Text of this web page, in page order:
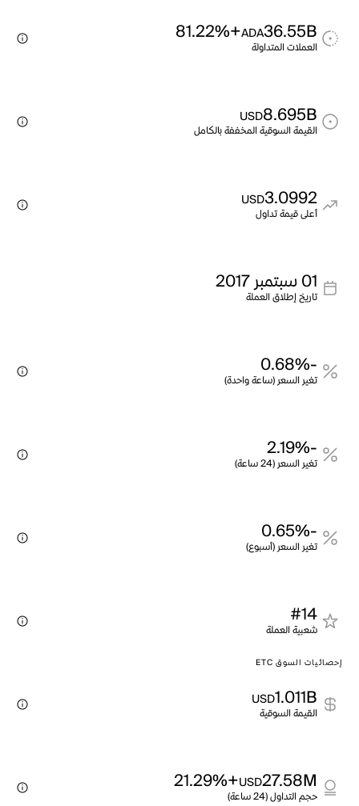
36.55B
ADA
+81.22%
العملات المتداولة
8.695B
USD
القيمة السوقية المخففة بالكامل
3.0992
USD
أعلى قيمة تداول
01 سبتمبر 2017
تاريخ إطلاق العملة
-0.68%
تغير السعر (ساعة واحدة)
-2.19%
تغير السعر (24 ساعة)
-0.65%
تغير السعر (أسبوع)
#14
شعبية العملة
إحصائيات السوق ETC
1.011B
USD
القيمة السوقية
27.58M
USD
+21.29%
حجم التداول (24 ساعة)